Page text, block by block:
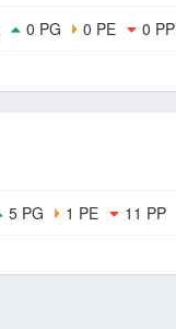
0 PP
0 PE
0 PG
11 PP
1 PE
5 PG